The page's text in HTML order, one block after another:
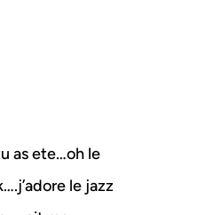
as ete…oh le
le jazz